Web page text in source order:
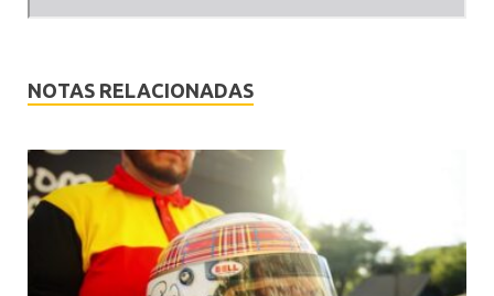
NOTAS RELACIONADAS